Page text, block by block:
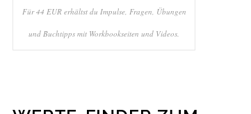
Für 44 EUR erhältst du Impulse, Fragen, Übungen
und Buchtipps mit Workbookseiten und Videos.